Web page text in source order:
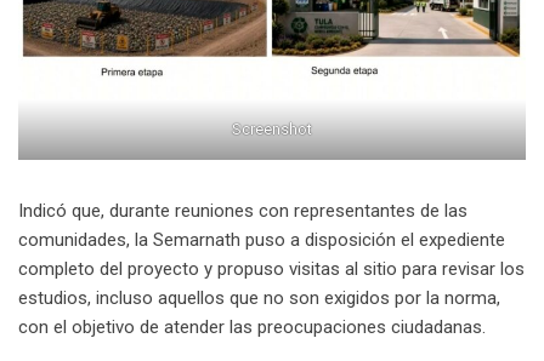
Screenshot
Indicó que, durante reuniones con representantes de las
comunidades, la Semarnath puso a disposición el expediente
completo del proyecto y propuso visitas al sitio para revisar los
estudios, incluso aquellos que no son exigidos por la norma,
con el objetivo de atender las preocupaciones ciudadanas.